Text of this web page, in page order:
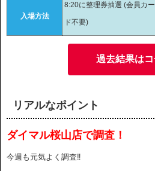
入場方法
8:20に整理券抽選 (会員カー
ド不要)
過去結果はコ
リアルなポイント
ダイマル桜山店で調査！
今週も元気よく調査‼️